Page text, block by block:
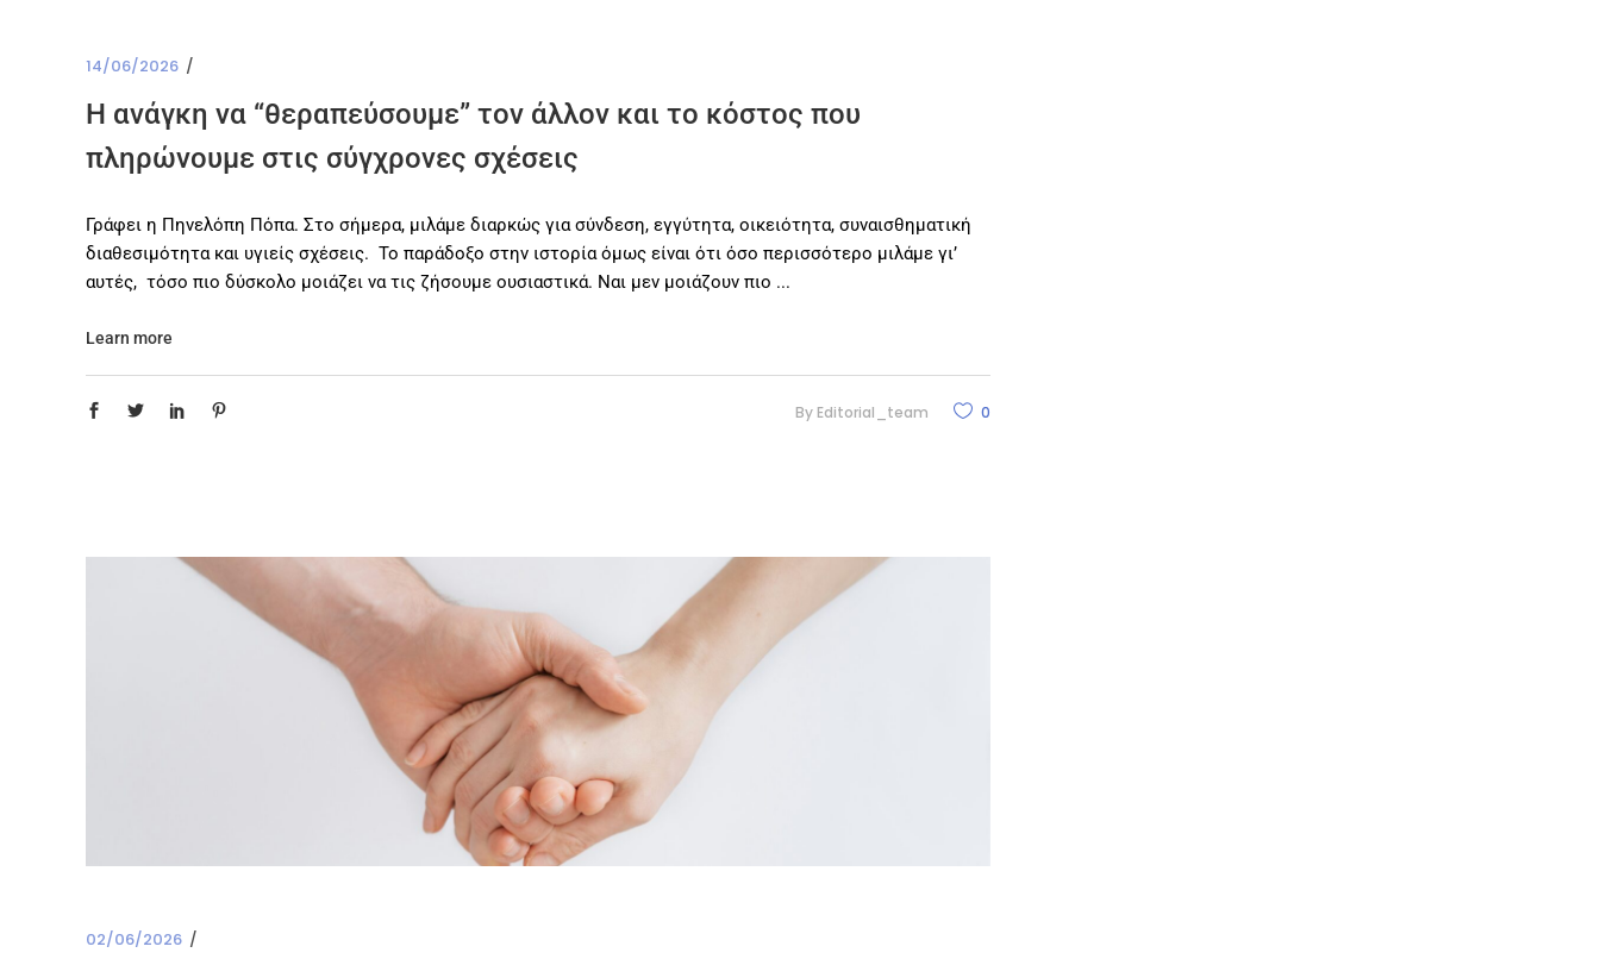
14/06/2026
Η ανάγκη να “θεραπεύσουμε” τον άλλον και το κόστος που
πληρώνουμε στις σύγχρονες σχέσεις
Γράφει η Πηνελόπη Πόπα. Στο σήμερα, μιλάμε διαρκώς για σύνδεση, εγγύτητα, οικειότητα, συναισθηματική
διαθεσιμότητα και υγιείς σχέσεις. Το παράδοξο στην ιστορία όμως είναι ότι όσο περισσότερο μιλάμε γι’
αυτές, τόσο πιο δύσκολο μοιάζει να τις ζήσουμε ουσιαστικά. Ναι μεν μοιάζουν πιο
Learn more
By Editorial_team 0
02/06/2026